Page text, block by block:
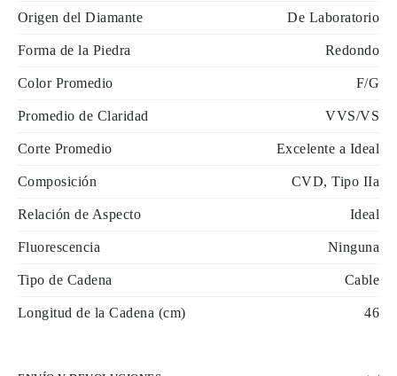
Origen del Diamante De Laboratorio
Forma de la Piedra Redondo
Color Promedio F/G
Promedio de Claridad VVS/VS
Corte Promedio Excelente a Ideal
Composición CVD, Tipo IIa
Relación de Aspecto Ideal
Fluorescencia Ninguna
Tipo de Cadena Cable
Longitud de la Cadena (cm) 46